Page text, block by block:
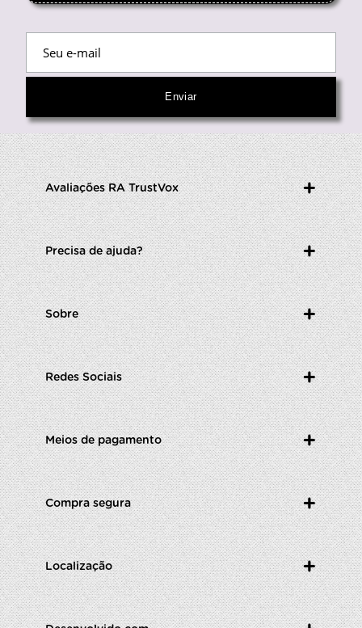
Avaliações RA TrustVox
Precisa de ajuda?
Sobre
Redes Sociais
Meios de pagamento
Compra segura
Localização